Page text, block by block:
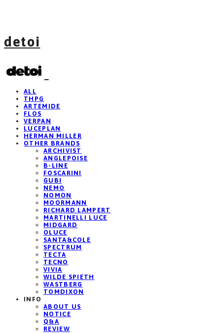
detoi
ALL
THPG
ARTEMIDE
FLOS
VERPAN
LUCEPLAN
HERMAN MILLER
OTHER BRANDS
ARCHIVIST
ANGLEPOISE
B-LINE
FOSCARINI
GUBI
NEMO
NOMON
MOORMANN
RICHARD LAMPERT
MARTINELLI LUCE
MIDGARD
OLUCE
SANTA&COLE
SPECTRUM
TECTA
TECNO
VIVIA
WILDE SPIETH
WASTBERG
TOMDIXON
INFO
ABOUT US
NOTICE
Q&A
REVIEW